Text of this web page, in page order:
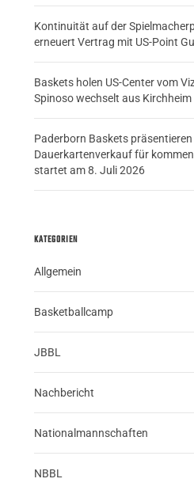
Kontinuität auf der
erneuert Vertrag mit US-Point
Baskets holen US-Center vom
Spinoso wechselt aus
Paderborn Baskets
Dauerkartenverkauf für
startet am 8. Juli 2026
KATEGORIEN
Allgemein
Basketballcamp
JBBL
Nachbericht
Nationalmannschaften
NBBL